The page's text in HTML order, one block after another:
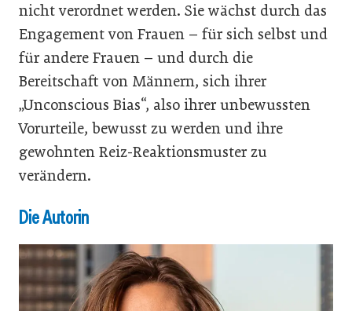
nicht verordnet werden. Sie wächst durch das
Engagement von Frauen – für sich selbst und
für andere Frauen – und durch die
Bereitschaft von Männern, sich ihrer
„Unconscious Bias“, also ihrer unbewussten
Vorurteile, bewusst zu werden und ihre
gewohnten Reiz-Reaktionsmuster zu
verändern.
Die Autorin